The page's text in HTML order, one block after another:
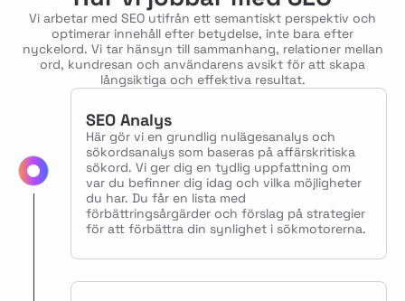
Vi arbetar med SEO utifrån ett semantiskt perspektiv och
optimerar innehåll efter betydelse, inte bara efter
nyckelord. Vi tar hänsyn till sammanhang, relationer mellan
ord, kundresan och användarens avsikt för att skapa
långsiktiga och effektiva resultat.
SEO Analys
Här gör vi en grundlig nulägesanalys och
sökordsanalys som baseras på affärskritiska
sökord. Vi ger dig en tydlig uppfattning om
var du befinner dig idag och vilka möjligheter
du har. Du får en lista med
förbättringsårgärder och förslag på strategier
för att förbättra din synlighet i sökmotorerna.